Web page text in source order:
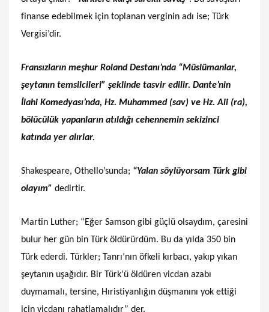
finanse edebilmek için toplanan verginin adı ise; Türk
Vergisi’dir.
Fransızların meşhur Roland Destanı’nda “Müslümanlar,
şeytanın temsilcileri” şeklinde tasvir edilir. Dante’nin
İlahi Komedyası’nda, Hz. Muhammed (sav) ve Hz. Ali (ra),
bölücülük yapanların atıldığı cehennemin sekizinci
katında yer alırlar.
Shakespeare, Othello’sunda; “Yalan söylüyorsam Türk gibi
olayım” dedirtir.
Martin Luther; “Eğer Samson gibi güçlü olsaydım, çaresini
bulur her gün bin Türk öldürürdüm. Bu da yılda 350 bin
Türk ederdi. Türkler; Tanrı’nın öfkeli kırbacı, yakıp yıkan
şeytanın uşağıdır. Bir Türk’ü öldüren vicdan azabı
duymamalı, tersine, Hıristiyanlığın düşmanını yok ettiği
için vicdanı rahatlamalıdır” der.